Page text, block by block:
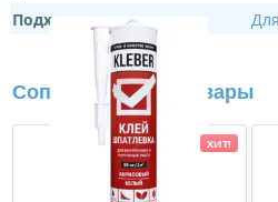
Подходит:
Сопутствующие товары
ХИТ!